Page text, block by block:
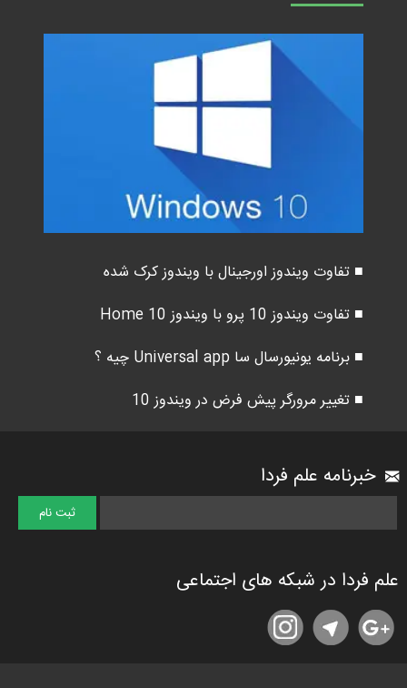
■ تفاوت ویندوز اورجینال با ویندوز کرک شده
■ تفاوت ویندوز 10 پرو با ویندوز 10 Home
■ برنامه یونیورسال سا Universal app چیه ؟
■ تغییر مرورگر پیش فرض در ویندوز 10
خبرنامه علم فردا
علم فردا در شبکه های اجتماعی